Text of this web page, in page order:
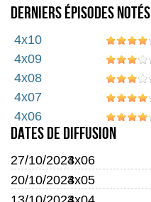
Derniers épisodes notés
4x10
4x09
4x08
4x07
4x06
Dates de diffusion
27/10/20243x06
20/10/20243x05